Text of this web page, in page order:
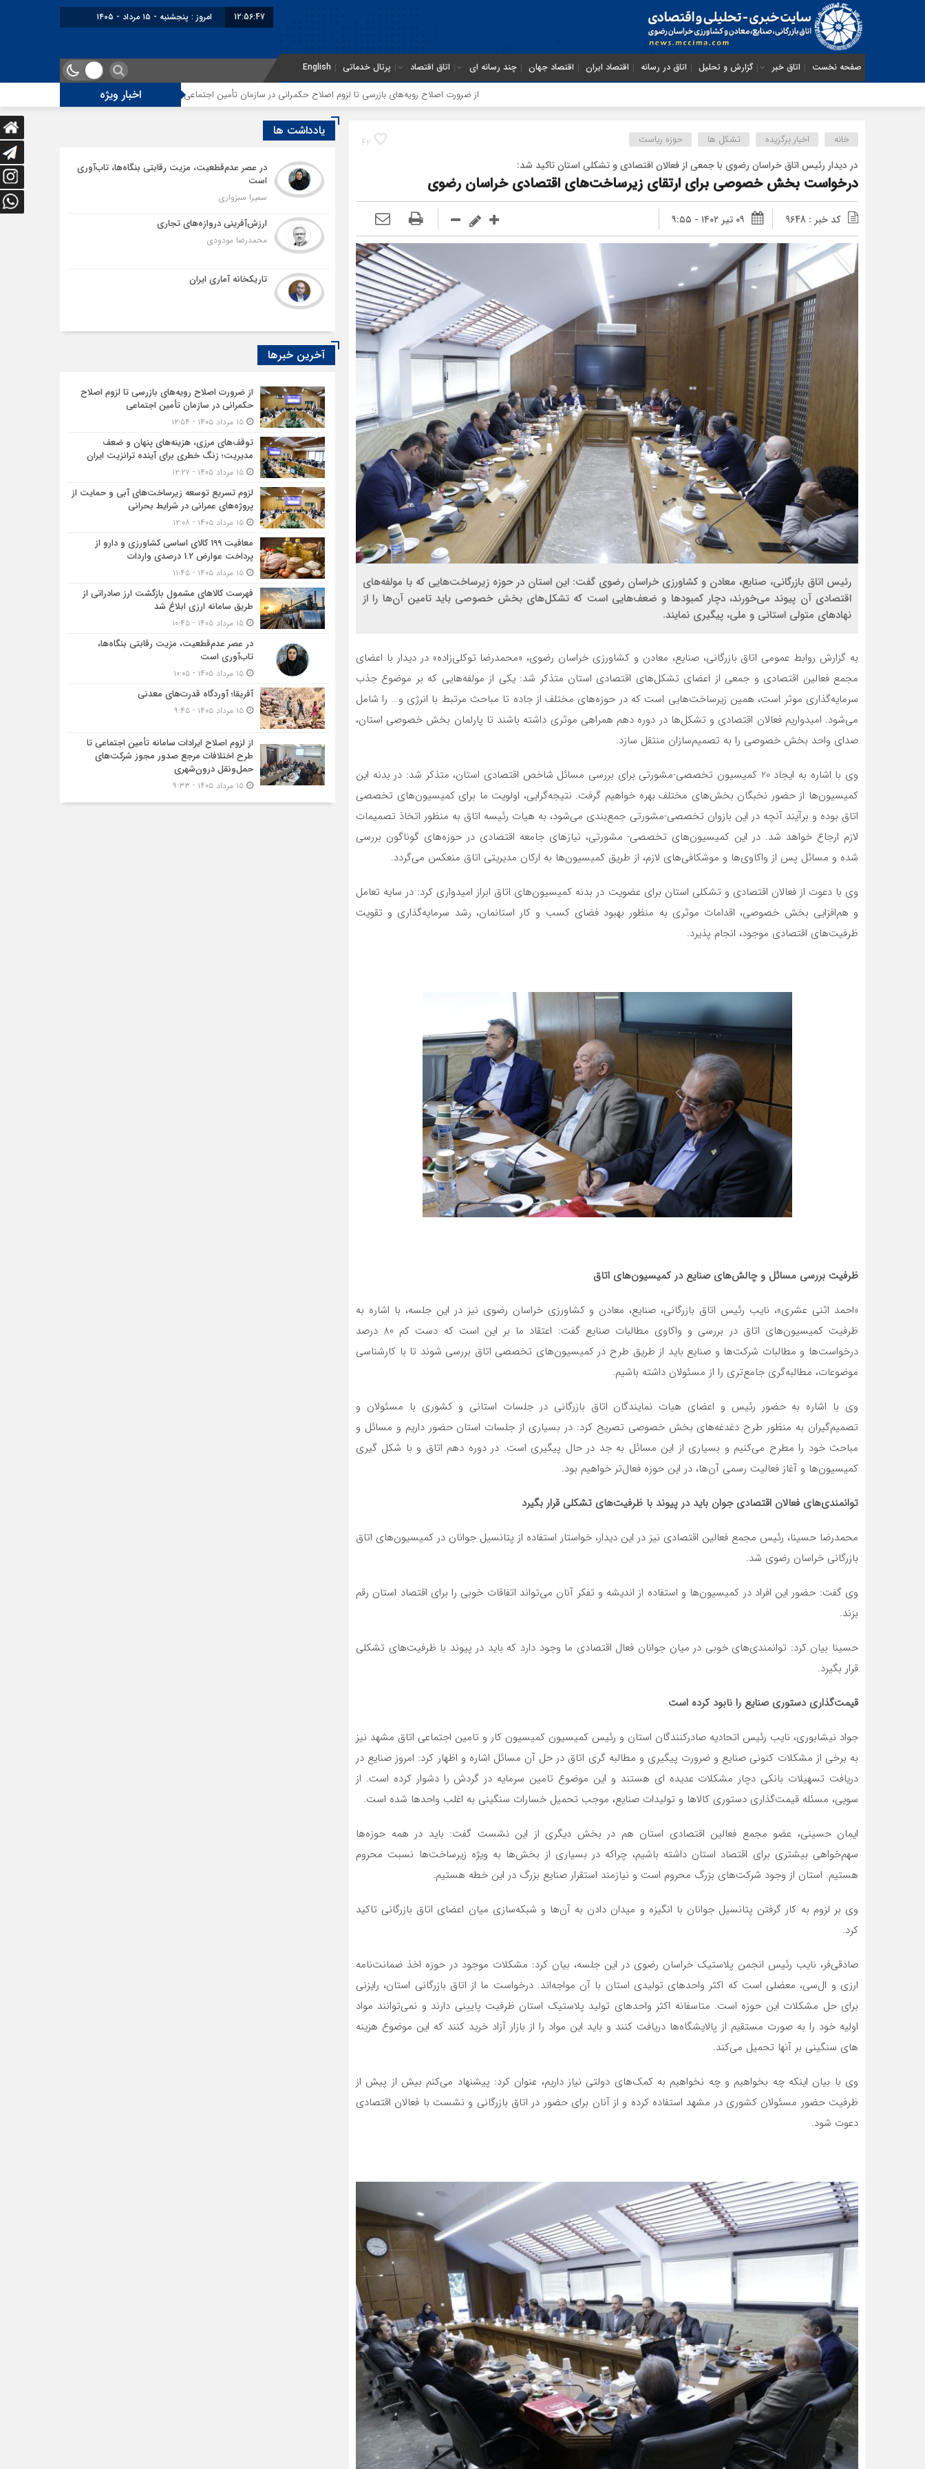
12:56:48 برابر با : Thursday - 6 August - 2026
صفحه نخست اتاق خبر گزارش و تحلیل اتاق در رسانه اقتصاد ایران اقتصاد جهان چند رسانه ای اتاق اقتصاد پرتال خدماتی English
اخبار ویژه از ضرورت اصلاح رویه‌های بازرسی تا لزوم اصلاح حکمرانی در سازمان تأمین اجتماعی توقف‌های مرزی، هزینه‌های پنهان و ضعف مدیریت؛ زنگ خطری برای
42 خانه اخبار برگزیده تشکل ها حوزه ریاست
در دیدار رئیس اتاق خراسان رضوی با جمعی از فعالان اقتصادی و تشکلی استان تاکید شد:
درخواست بخش خصوصی برای ارتقای زیرساخت‌های اقتصادی خراسان رضوی
کد خبر : 9648 ۰۹ تیر ۱۴۰۲ - ۹:۵۵
رئیس اتاق بازرگانی، صنایع، معادن و کشاورزی خراسان رضوی گفت: این استان در حوزه زیرساخت‌هایی که با مولفه‌های
اقتصادی آن پیوند می‌خورند، دچار کمبودها و ضعف‌هایی است که تشکل‌های بخش خصوصی باید تامین آن‌ها را از
نهادهای متولی استانی و ملی، پیگیری نمایند.
به گزارش روابط عمومی اتاق بازرگانی، صنایع، معادن و کشاورزی خراسان رضوی، «محمدرضا توکلی‌زاده» در دیدار با اعضای
مجمع فعالین اقتصادی و جمعی از اعضای تشکل‌های اقتصادی استان متذکر شد: یکی از مولفه‌هایی که بر موضوع جذب
سرمایه‌گذاری موثر است، همین زیرساخت‌هایی است که در حوزه‌های مختلف از جاده تا مباحث مرتبط با انرژی و… را شامل
می‌شود. امیدواریم فعالان اقتصادی و تشکل‌ها در دوره دهم همراهی موثری داشته باشند تا پارلمان بخش خصوصی استان،
صدای واحد بخش خصوصی را به تصمیم‌سازان منتقل سازد.
وی با اشاره به ایجاد 20 کمیسیون تخصصی-مشورتی برای بررسی مسائل شاخص اقتصادی استان، متذکر شد: در بدنه این
کمیسیون‌ها از حضور نخبگان بخش‌های مختلف بهره خواهیم گرفت. نتیجه‌گرایی، اولویت ما برای کمیسیون‌های تخصصی
اتاق بوده و برآیند آنچه در این بازوان تخصصی-مشورتی جمع‌بندی می‌شود، به هیات رئیسه اتاق به منظور اتخاذ تصمیمات
لازم ارجاع خواهد شد. در این کمیسیون‌های تخصصی- مشورتی، نیازهای جامعه اقتصادی در حوزه‌های گوناگون بررسی
شده و مسائل پس از واکاوی‌ها و موشکافی‌های لازم، از طریق کمیسیون‌ها به ارکان مدیریتی اتاق منعکس می‌گردد.
وی با دعوت از فعالان اقتصادی و تشکلی استان برای عضویت در بدنه کمیسیون‌های اتاق ابراز امیدواری کرد: در سایه تعامل
و هم‌افزایی بخش خصوصی، اقدامات موثری به منظور بهبود فضای کسب و کار استانمان، رشد سرمایه‌گذاری و تقویت
ظرفیت‌های اقتصادی موجود، انجام پذیرد.
ظرفیت بررسی مسائل و چالش‌های صنایع در کمیسیون‌های اتاق
«احمد اثنی عشری»، نایب رئیس اتاق بازرگانی، صنایع، معادن و کشاورزی خراسان رضوی نیز در این جلسه، با اشاره به
ظرفیت کمیسیون‌های اتاق در بررسی و واکاوی مطالبات صنایع گفت: اعتقاد ما بر این است که دست کم 80 درصد
درخواست‌ها و مطالبات شرکت‌ها و صنایع باید از طریق طرح در کمیسیون‌های تخصصی اتاق بررسی شوند تا با کارشناسی
موضوعات، مطالبه‌گری جامع‌تری را از مسئولان داشته باشیم.
وی با اشاره به حضور رئیس و اعضای هیات نمایندگان اتاق بازرگانی در جلسات استانی و کشوری با مسئولان و
تصمیم‌گیران به منظور طرح دغدغه‌های بخش خصوصی تصریح کرد: در بسیاری از جلسات استان حضور داریم و مسائل و
مباحث خود را مطرح می‌کنیم و بسیاری از این مسائل به جد در حال پیگیری است. در دوره دهم اتاق و با شکل گیری
کمیسیون‌ها و آغاز فعالیت رسمی آن‌ها، در این حوزه فعال‌تر خواهیم بود.
توانمندی‌های فعالان اقتصادی جوان باید در پیوند با ظرفیت‌های تشکلی قرار بگیرد
محمدرضا حسینا، رئیس مجمع فعالین اقتصادی نیز در این دیدار، خواستار استفاده از پتانسیل جوانان در کمیسیون‌های اتاق
بازرگانی خراسان رضوی شد.
وی گفت: حضور این افراد در کمیسیون‌ها و استفاده از اندیشه و تفکر آنان می‌تواند اتفاقات خوبی را برای اقتصاد استان رقم
بزند.
حسینا بیان کرد: توانمندی‌های خوبی در میان جوانان فعال اقتصادی ما وجود دارد که باید در پیوند با ظرفیت‌های تشکلی
قرار بگیرد.
قیمت‌گذاری دستوری صنایع را نابود کرده است
جواد نیشابوری، نایب رئیس اتحادیه صادرکنندگان استان و رئیس کمیسیون کمیسیون کار و تامین اجتماعی اتاق مشهد نیز
به برخی از مشکلات کنونی صنایع و ضرورت پیگیری و مطالبه گری اتاق در حل آن مسائل اشاره و اظهار کرد: امروز صنایع در
دریافت تسهیلات بانکی دچار مشکلات عدیده ای هستند و این موضوع تامین سرمایه در گردش را دشوار کرده است. از
سویی، مسئله قیمت‌گذاری دستوری کالاها و تولیدات صنایع، موجب تحمیل خسارات سنگینی به اغلب واحدها شده است.
ایمان حسینی، عضو مجمع فعالین اقتصادی استان هم در بخش دیگری از این نشست گفت: باید در همه حوزه‌ها
سهم‌خواهی بیشتری برای اقتصاد استان داشته باشیم، چراکه در بسیاری از بخش‌ها به ویژه زیرساخت‌ها نسبت محروم
هستیم. استان از وجود شرکت‌های بزرگ محروم است و نیازمند استقرار صنایع بزرگ در این خطه هستیم.
وی بر لزوم به کار گرفتن پتانسیل جوانان با انگیزه و میدان دادن به آن‌ها و شبکه‌سازی میان اعضای اتاق بازرگانی تاکید
کرد.
صادقی‌فر، نایب رئیس انجمن پلاستیک خراسان رضوی در این جلسه، بیان کرد: مشکلات موجود در حوزه اخذ ضمانت‌نامه
ارزی و ال‌سی، معضلی است که اکثر واحدهای تولیدی استان با آن مواجه‌اند. درخواست ما از اتاق بازرگانی استان، رایزنی
برای حل مشکلات این حوزه است. متاسفانه اکثر واحدهای تولید پلاستیک استان ظرفیت پایینی دارند و نمی‌توانند مواد
اولیه خود را به صورت مستقیم از پالایشگاه‌ها دریافت کنند و باید این مواد را از بازار آزاد خرید کنند که این موضوع هزینه
های سنگینی بر آنها تحمیل می‌کند.
وی با بیان اینکه چه بخواهیم و چه نخواهیم به کمک‌های دولتی نیاز داریم، عنوان کرد: پیشنهاد می‌کنم بیش از پیش از
ظرفیت حضور مسئولان کشوری در مشهد استفاده کرده و از آنان برای حضور در اتاق بازرگانی و نشست با فعالان اقتصادی
دعوت شود.
یادداشت ها
در عصر عدم‌قطعیت، مزیت رقابتی بنگاه‌ها، تاب‌آوری
است
سمیرا سبزواری
ارزش‌آفرینی دروازه‌های تجاری
محمدرضا مودودی
تاریکخانه آماری ایران
آخرین خبرها
از ضرورت اصلاح رویه‌های بازرسی تا لزوم اصلاح
حکمرانی در سازمان تأمین اجتماعی
۱۵ مرداد ۱۴۰۵ - ۱۲:۵۴
توقف‌های مرزی، هزینه‌های پنهان و ضعف
مدیریت؛ زنگ خطری برای آینده ترانزیت ایران
۱۵ مرداد ۱۴۰۵ - ۱۲:۲۷
لزوم تسریع توسعه زیرساخت‌های آبی و حمایت از
پروژه‌های عمرانی در شرایط بحرانی
۱۵ مرداد ۱۴۰۵ - ۱۲:۰۸
معافیت 199 کالای اساسی کشاورزی و دارو از
پرداخت عوارض 1.2 درصدی واردات
۱۵ مرداد ۱۴۰۵ - ۱۱:۴۵
فهرست کالاهای مشمول بازگشت ارز صادراتی از
طریق سامانه ارزی ابلاغ شد
۱۵ مرداد ۱۴۰۵ - ۱۰:۴۵
در عصر عدم‌قطعیت، مزیت رقابتی بنگاه‌ها،
تاب‌آوری است
۱۵ مرداد ۱۴۰۵ - ۱۰:۰۵
آفریقا؛ آوردگاه قدرت‌های معدنی
۱۵ مرداد ۱۴۰۵ - ۹:۴۵
از لزوم اصلاح ایرادات سامانه تأمین اجتماعی تا
طرح اختلافات مرجع صدور مجوز شرکت‌های
حمل‌ونقل درون‌شهری
۱۵ مرداد ۱۴۰۵ - ۹:۳۳